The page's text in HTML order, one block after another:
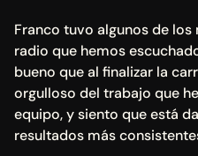
Franco tuvo algunos de
radio que hemos
bueno que al finalizar la
orgulloso del trabajo que
equipo, y siento que está
resultados más